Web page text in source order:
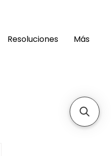
Resoluciones Más